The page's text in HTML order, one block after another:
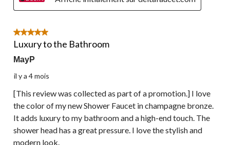
5 étoile(s) sur 5.
Luxury to the Bathroom
MayP
il y a 4 mois
[This review was collected as part of a promotion.] I love
the color of my new Shower Faucet in champagne bronze.
It adds luxury to my bathroom and a high-end touch. The
shower head has a great pressure. I love the stylish and
modern look.